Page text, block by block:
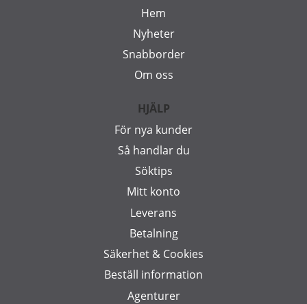
Hem
Nyheter
Snabborder
Om oss
HJÄLP
För nya kunder
Så handlar du
Söktips
Mitt konto
Leverans
Betalning
Säkerhet & Cookies
Beställ information
Agenturer